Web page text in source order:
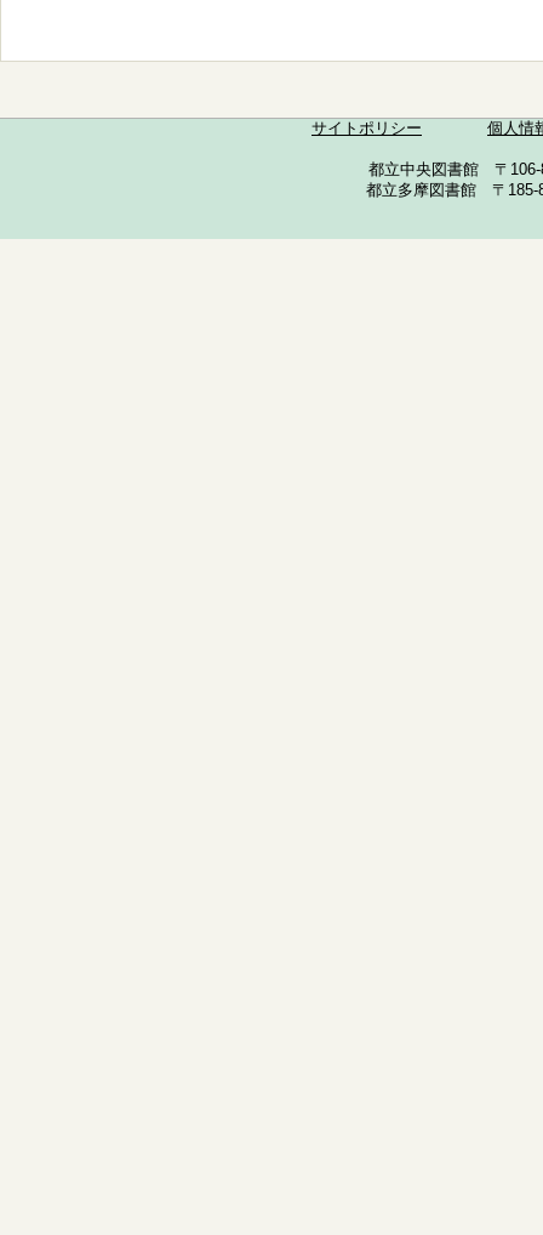
サイトポリシー 個人情
都立中央図書館 〒
都立多摩図書館 〒185-